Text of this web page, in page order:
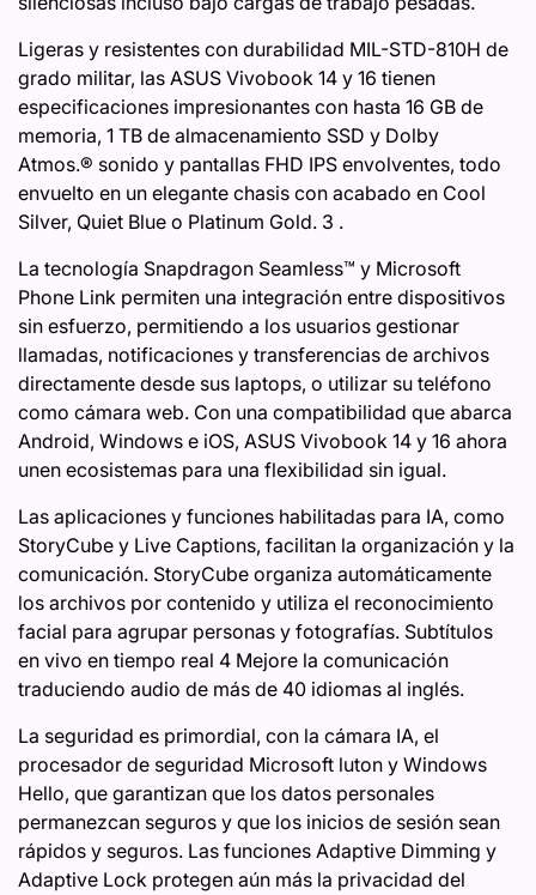
Ligeras y resistentes con durabilidad MIL-STD-810H de
grado militar, las ASUS Vivobook 14 y 16 tienen
especificaciones impresionantes con hasta 16 GB de
memoria, 1 TB de almacenamiento SSD y Dolby
Atmos.® sonido y pantallas FHD IPS envolventes, todo
envuelto en un elegante chasis con acabado en Cool
Silver, Quiet Blue o Platinum Gold. 3 .
La tecnología Snapdragon Seamless™ y Microsoft
Phone Link permiten una integración entre dispositivos
sin esfuerzo, permitiendo a los usuarios gestionar
llamadas, notificaciones y transferencias de archivos
directamente desde sus laptops, o utilizar su teléfono
como cámara web. Con una compatibilidad que abarca
Android, Windows e iOS, ASUS Vivobook 14 y 16 ahora
unen ecosistemas para una flexibilidad sin igual.
Las aplicaciones y funciones habilitadas para IA, como
StoryCube y Live Captions, facilitan la organización y la
comunicación. StoryCube organiza automáticamente
los archivos por contenido y utiliza el reconocimiento
facial para agrupar personas y fotografías. Subtítulos
en vivo en tiempo real 4 Mejore la comunicación
traduciendo audio de más de 40 idiomas al inglés.
La seguridad es primordial, con la cámara IA, el
procesador de seguridad Microsoft luton y Windows
Hello, que garantizan que los datos personales
permanezcan seguros y que los inicios de sesión sean
rápidos y seguros. Las funciones Adaptive Dimming y
Adaptive Lock protegen aún más la privacidad del